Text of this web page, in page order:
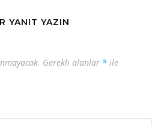
YANIT YAZIN
Gerekli alanlar * ile